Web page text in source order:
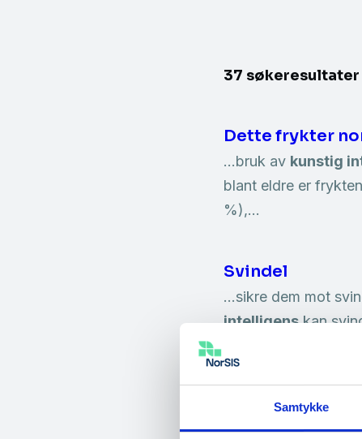
Samtykke
37 søkeresultater
Dette frykter
…bruk av kunstig
blant eldre er
%),…
Svindel
…sikre dem mot
intelligenskan
Åpner for
IDentitet